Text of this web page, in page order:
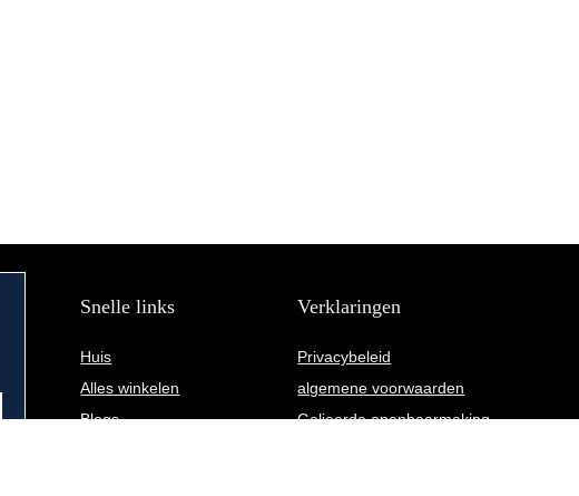
Snelle links
Huis
Alles winkelen
Blogs
Verklaringen
Privacybeleid
algemene voorwaarden
Gelieerde openbaarmaking